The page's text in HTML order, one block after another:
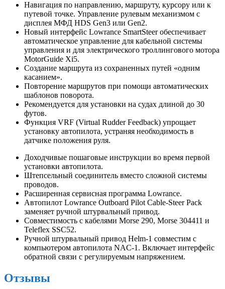
Навигация по направлению, маршруту, курсору или к
путевой точке. Управление рулевым механизмом с
дисплея МФД HDS Gen3 или Gen2.
Новый интерфейс Lowrance SmartSteer обеспечивает
автоматическое управление для кабельной системы
управления и для электрического троллингового мотора
MotorGuide Xi5.
Создание маршрута из сохраненных путей «одним
касанием».
Повторение маршрутов при помощи автоматических
шаблонов поворота.
Рекомендуется для установки на судах длиной до 30
футов.
Функция VRF (Virtual Rudder Feedback) упрощает
установку автопилота, устраняя необходимость в
датчике положения руля.
Доходчивые пошаговые инструкции во время первой
установки автопилота.
Штепсельный соединитель вместо сложной системы
проводов.
Расширенная сервисная программа Lowrance.
Автопилот Lowrance Outboard Pilot Cable-Steer Pack
заменяет ручной штурвальный привод.
Совместимость с кабелями Morse 290, Morse 304411 и
Teleflex SSC52.
Ручной штурвальный привод Helm-1 совместим с
компьютером автопилота NAC-1. Включает интерфейс
обратной связи с регулируемым напряжением.
Отзывы